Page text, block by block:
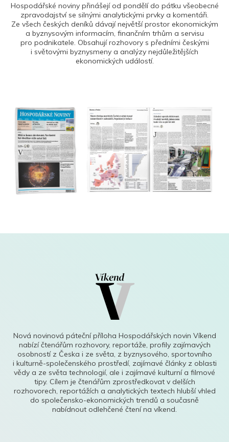
Hospodářské noviny přinášejí od pondělí do pátku všeobecné
zpravodajství se silnými analytickými prvky a komentáři.
Ze všech českých deníků dávají největší prostor ekonomickým
a byznysovým informacím, finančním trhům a servisu
pro podnikatele. Obsahují rozhovory s předními českými
i světovými byznysmeny a analýzy nejdůležitějších
ekonomických událostí.
Nová novinová páteční příloha Hospodářských novin Víkend
nabízí čtenářům rozhovory, reportáže, profily zajímavých
osobností z Česka i ze světa, z byznysového, sportovního
i kulturně-společenského prostředí, zajímavé články z oblasti
vědy a ze světa technologií, ale i zajímavé kulturní a filmové
tipy. Cílem je čtenářům zprostředkovat v delších
rozhovorech, reportážích a analytických textech hlubší vhled
do společensko-ekonomických trendů a současně
nabídnout odlehčené čtení na víkend.